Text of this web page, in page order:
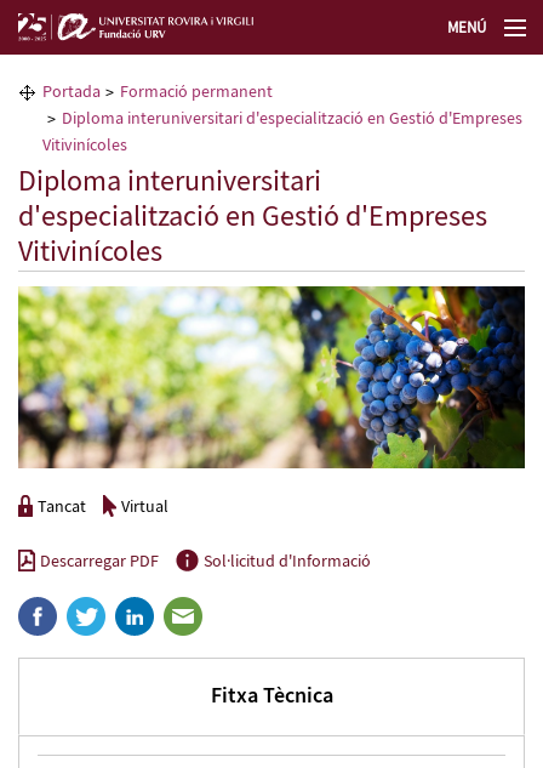
MENÚ
La Fundació URV
Formació permanent
Transferència de tecnologia
Seleccioneu idioma
Portada
Formació permanent
Diploma interuniversitari d'especialització en Gestió d'Empreses
Vitivinícoles
Diploma interuniversitari
d'especialització en Gestió d'Empreses
Vitivinícoles
Tancat Virtual
Descarregar PDF Sol·licitud d'Informació
Fitxa Tècnica